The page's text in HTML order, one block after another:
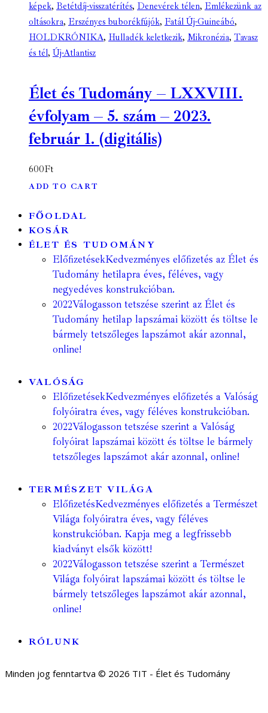
képek, Betétdíj-visszatérítés, Denevérek télen, Emlékezünk az
oltásokra, Erszényes buborékfújók, Fatál Új-Guineábó,
HOLDKRÓNIKA, Hulladék keletkezik, Mikronézia, Tavasz
és tél, Új-Atlantisz
Élet és Tudomány – LXXVIII.
évfolyam – 5. szám – 2023.
február 1. (digitális)
600Ft
ADD TO CART
FŐOLDAL
KOSÁR
ÉLET ÉS TUDOMÁNY
ElőfizetésekKedvezményes előfizetés az Élet és
Tudomány hetilapra éves, féléves, vagy
negyedéves konstrukcióban.
2022Válogasson tetszése szerint az Élet és
Tudomány hetilap lapszámai között és töltse le
bármely tetszőleges lapszámot akár azonnal,
online!
VALÓSÁG
ElőfizetésekKedvezményes előfizetés a Valóság
folyóiratra éves, vagy féléves konstrukcióban.
2022Válogasson tetszése szerint a Valóság
folyóirat lapszámai között és töltse le bármely
tetszőleges lapszámot akár azonnal, online!
TERMÉSZET VILÁGA
ElőfizetésKedvezményes előfizetés a Természet
Világa folyóiratra éves, vagy féléves
konstrukcióban. Kapja meg a legfrissebb
kiadványt elsők között!
2022Válogasson tetszése szerint a Természet
Világa folyóirat lapszámai között és töltse le
bármely tetszőleges lapszámot akár azonnal,
online!
RÓLUNK
Minden jog fenntartva © 2026 TIT - Élet és Tudomány